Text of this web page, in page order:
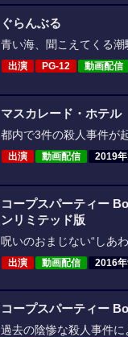
ぐらんぶる
青い海、聞こえてくる潮
出演 PG-12 動画配信
マスカレード・ホテル
都内で3件の殺人事件が
出演 動画配信 2019
コープスパーティー
ンリミテッド版
呪いのおまじない“しあ
出演 動画配信 2016
コープスパーティー
過去の陰惨な殺人事件に